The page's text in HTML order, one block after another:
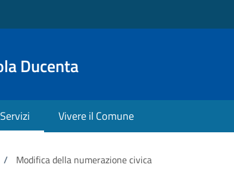
Ducenta
Servizi Vivere il Comune
/ Modifica della numerazione civica